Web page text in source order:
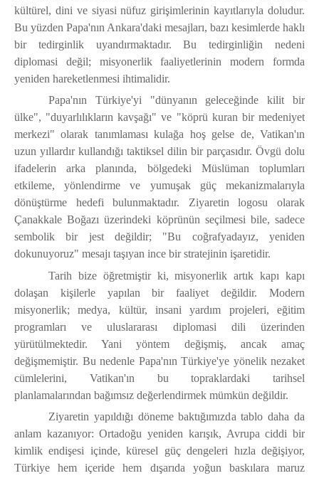
kültürel, dini ve siyasi nüfuz girişimlerinin kayıtlarıyla doludur.
Bu yüzden Papa'nın Ankara'daki mesajları, bazı kesimlerde haklı
bir tedirginlik uyandırmaktadır. Bu tedirginliğin nedeni
diplomasi değil; misyonerlik faaliyetlerinin modern formda
yeniden hareketlenmesi ihtimalidir.
Papa'nın Türkiye'yi "dünyanın geleceğinde kilit bir
ülke", "duyarlılıkların kavşağı" ve "köprü kuran bir medeniyet
merkezi" olarak tanımlaması kulağa hoş gelse de, Vatikan'ın
uzun yıllardır kullandığı taktiksel dilin bir parçasıdır. Övgü dolu
ifadelerin arka planında, bölgedeki Müslüman toplumları
etkileme, yönlendirme ve yumuşak güç mekanizmalarıyla
dönüştürme hedefi bulunmaktadır. Ziyaretin logosu olarak
Çanakkale Boğazı üzerindeki köprünün seçilmesi bile, sadece
sembolik bir jest değildir; "Bu coğrafyadayız, yeniden
dokunuyoruz" mesajı taşıyan ince bir stratejinin işaretidir.
Tarih bize öğretmiştir ki, misyonerlik artık kapı kapı
dolaşan kişilerle yapılan bir faaliyet değildir. Modern
misyonerlik; medya, kültür, insani yardım projeleri, eğitim
programları ve uluslararası diplomasi dili üzerinden
yürütülmektedir. Yani yöntem değişmiş, ancak amaç
değişmemiştir. Bu nedenle Papa'nın Türkiye'ye yönelik nezaket
cümlelerini, Vatikan'ın bu topraklardaki tarihsel
planlamalarından bağımsız değerlendirmek mümkün değildir.
Ziyaretin yapıldığı döneme baktığımızda tablo daha da
anlam kazanıyor: Ortadoğu yeniden karışık, Avrupa ciddi bir
kimlik endişesi içinde, küresel güç dengeleri hızla değişiyor,
Türkiye hem içeride hem dışarıda yoğun baskılara maruz